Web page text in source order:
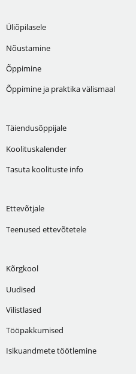
Üliõpilasele
Nõustamine
Õppimine
Õppimine ja praktika välismaal
Täiendusõppijale
Koolituskalender
Tasuta koolituste info
Ettevõtjale
Teenused ettevõtetele
Kõrgkool
Uudised
Vilistlased
Tööpakkumised
Isikuandmete töötlemine